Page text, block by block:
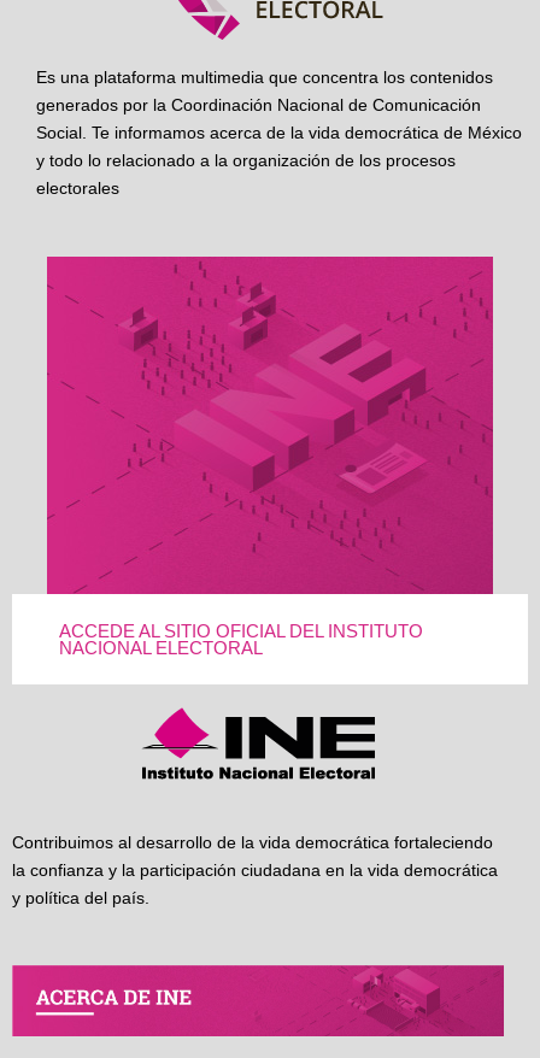
Es una plataforma multimedia que concentra los contenidos
generados por la Coordinación Nacional de Comunicación
Social. Te informamos acerca de la vida democrática de México
y todo lo relacionado a la organización de los procesos
electorales
ACCEDE AL SITIO OFICIAL DEL INSTITUTO
NACIONAL ELECTORAL
Contribuimos al desarrollo de la vida democrática fortaleciendo
la confianza y la participación ciudadana en la vida democrática
y política del país.